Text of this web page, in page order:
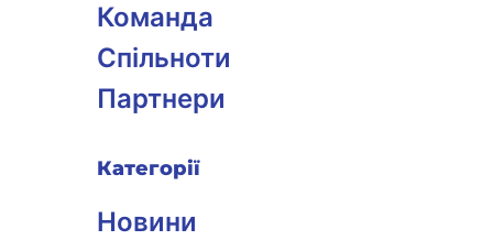
Команда
Спільноти
Партнери
Категорії
Новини